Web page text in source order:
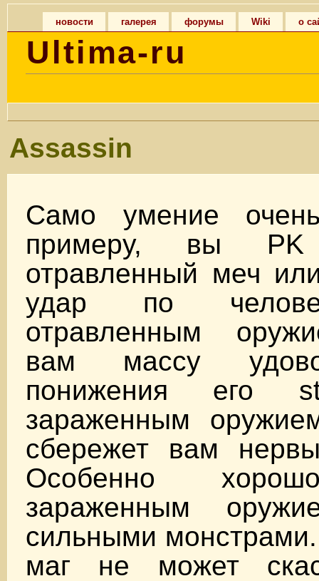
новости галерея форумы Wiki о
Ultima-ru
Assassin
Само умение
примеру, вы
отравленный меч
удар по
отравленным
вам массу
понижения его
зараженным
сбережет вам
Особенно
зараженным
сильными
маг не может